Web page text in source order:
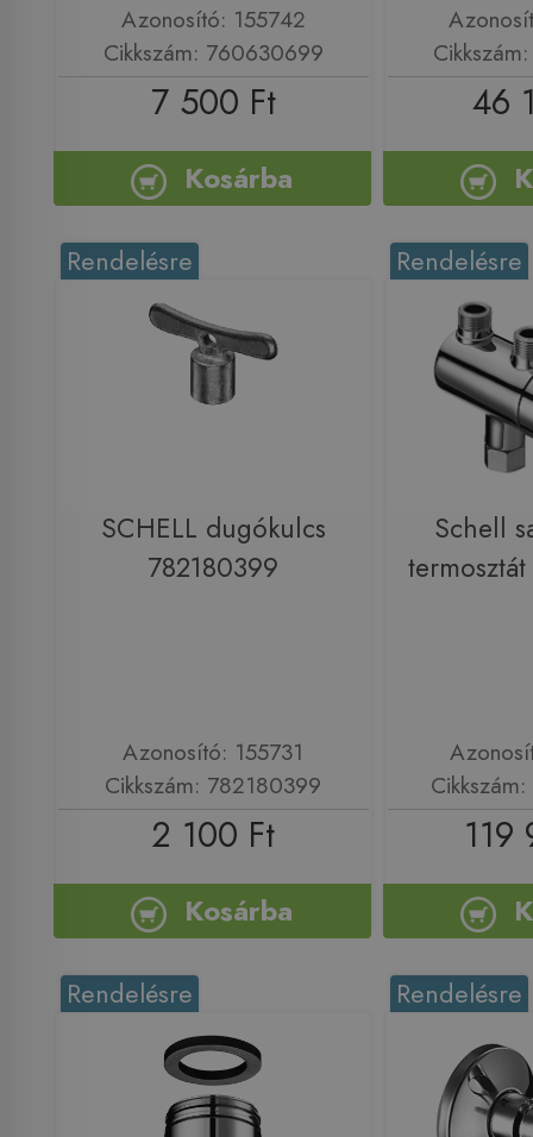
Azonosító: 155742
Cikkszám: 760630699
7 500 Ft
Kosárba
46
Rendelésre
SCHELL dugókulcs
782180399
Azonosító: 155731
Cikkszám: 782180399
2 100 Ft
Kosárba
Rendelésre
Schell
119
Rendelésre Rendelésre